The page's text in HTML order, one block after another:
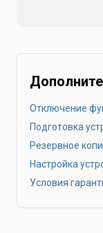
Отключение
Подготовка
Резервное
Настройка
Условия